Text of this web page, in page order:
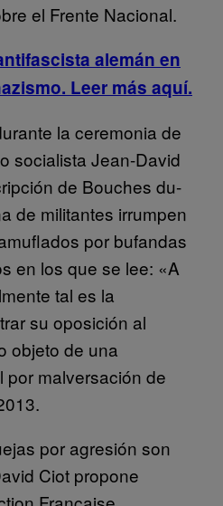
el Frente Nacional.
alemán en
Leer más aquí.
la ceremonia de
socialista Jean-David
de Bouches du-
de militantes irrumpen
por bufandas
en los que se lee: «A
tal es la
su oposición al
objeto de una
por malversación de
por agresión son
Ciot propone